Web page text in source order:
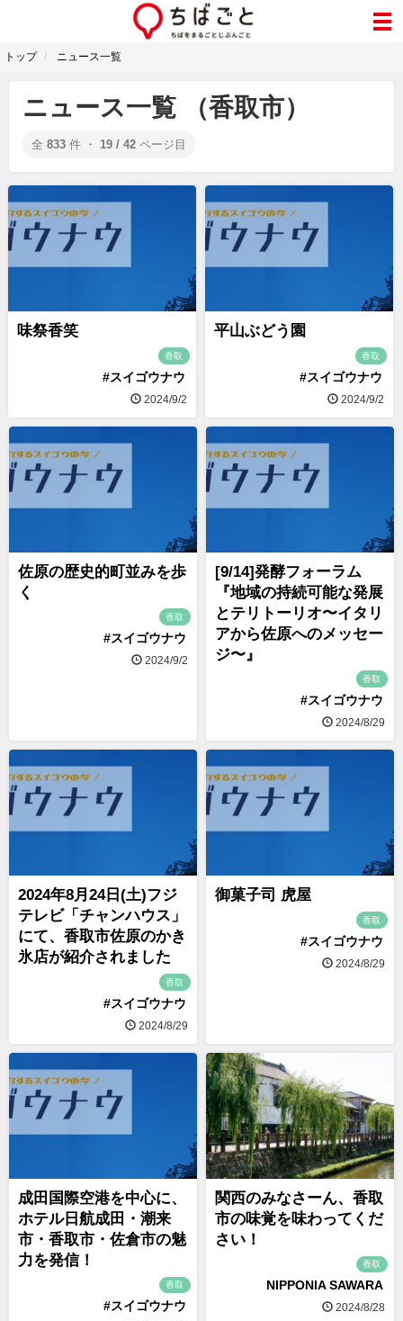
トップ ニュース一覧
ニュース一覧 （香取市）
全 833 件 ・ 19 / 42 ページ目
味祭香笑
香取
#スイゴウナウ
2024/9/2
平山ぶどう園
香取
#スイゴウナウ
2024/9/2
佐原の歴史的町並みを歩
く
香取
#スイゴウナウ
2024/9/2
[9/14]発酵フォーラム
『地域の持続可能な発展
とテリトーリオ〜イタリ
アから佐原へのメッセー
ジ〜』
香取
#スイゴウナウ
2024/8/29
2024年8月24日(土)フジ
テレビ「チャンハウス」
にて、香取市佐原のかき
氷店が紹介されました
香取
#スイゴウナウ
2024/8/29
御菓子司 虎屋
香取
#スイゴウナウ
2024/8/29
成田国際空港を中心に、
ホテル日航成田・潮来
市・香取市・佐倉市の魅
力を発信！
香取
#スイゴウナウ
関西のみなさーん、香取
市の味覚を味わってくだ
さい！
香取
NIPPONIA SAWARA
2024/8/28